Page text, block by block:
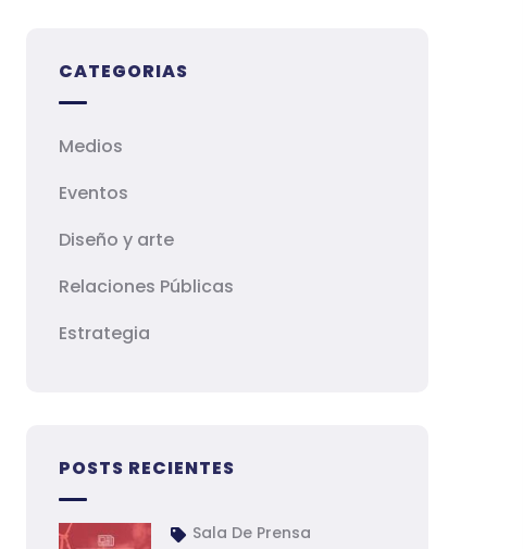
CATEGORIAS
Medios
Eventos
Diseño y arte
Relaciones Públicas
Estrategia
POSTS RECIENTES
Sala De Prensa